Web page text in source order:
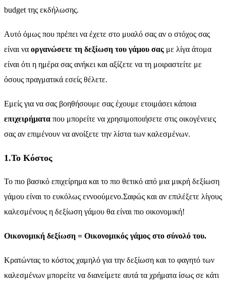
budget της εκδήλωσης.
Αυτό όμως που πρέπει να έχετε στο μυαλό σας αν ο στόχος σας
είναι να οργανώσετε τη δεξίωση του γάμου σας με λίγα άτομα
είναι ότι η ημέρα σας ανήκει και αξίζετε να τη μοιραστείτε με
όσους πραγματικά εσείς θέλετε.
Εμείς για να σας βοηθήσουμε σας έχουμε ετοιμάσει κάποια
επιχειρήματα που μπορείτε να χρησιμοποιήσετε στις οικογένειες
σας αν επιμένουν να ανοίξετε την λίστα των καλεσμένων.
1.Το Κόστος
Το πιο βασικό επιχείρημα και το πιο θετικό από μια μικρή δεξίωση
γάμου είναι το ευκόλως εννοούμενο.Σαφώς και αν επιλέξετε λίγους
καλεσμένους η δεξίωση γάμου θα είναι πιο οικονομική!
Οικονομική δεξίωση = Οικονομικός γάμος στο σύνολό του.
Κρατώντας το κόστος χαμηλό για την δεξίωση και το φαγητό των
καλεσμένων μπορείτε να διανείμετε αυτά τα χρήματα ίσως σε κάτι